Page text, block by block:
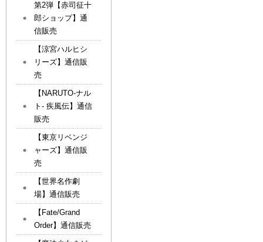
第2弾【赤司征十
郎ショップ】通
信販売
【涼宮ハルヒシ
リーズ】通信販
売
【NARUTO-ナル
ト- 疾風伝】通信
販売
【東京リベンジ
ャーズ】通信販
売
【世界名作劇
場】通信販売
【Fate/Grand
Order】通信販売